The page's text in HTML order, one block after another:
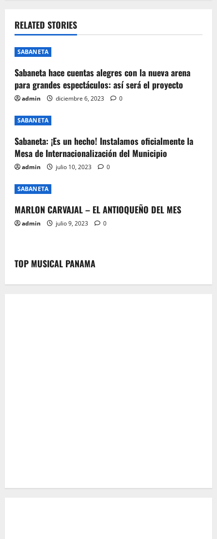
v
i
g
a
t
i
o
n
RELATED STORIES
SABANETA
Sabaneta hace cuentas alegres con la nueva arena
para grandes espectáculos: así será el proyecto
admin diciembre 6, 2023 0
SABANETA
Sabaneta: ¡Es un hecho! Instalamos oficialmente la
Mesa de Internacionalización del Municipio
admin julio 10, 2023 0
SABANETA
MARLON CARVAJAL – EL ANTIOQUEÑO DEL MES
admin julio 9, 2023 0
TOP MUSICAL PANAMA